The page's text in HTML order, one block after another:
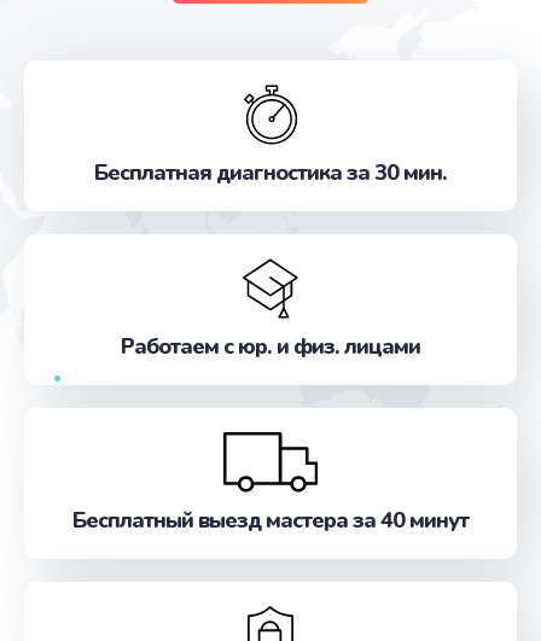
Бесплатная диагностика за 30 мин.
Работаем с юр. и физ. лицами
Бесплатный выезд мастера за 40 минут